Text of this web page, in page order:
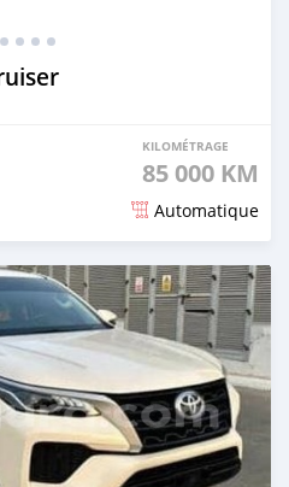
KILOMÉTRAGE
85 000 KM
Automatique